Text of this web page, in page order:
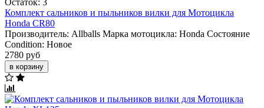
Комплект сальников и пыльников вилки для Мотоцикла
Honda CR80
Производитель: Allballs Марка мотоцикла: Honda Состояние
Condition: Новое
2780 руб
в корзину